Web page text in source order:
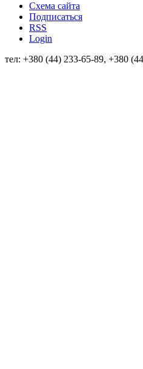
Схема сайта
Подписаться
RSS
Login
тел: +380 (44) 233-65-89, +380